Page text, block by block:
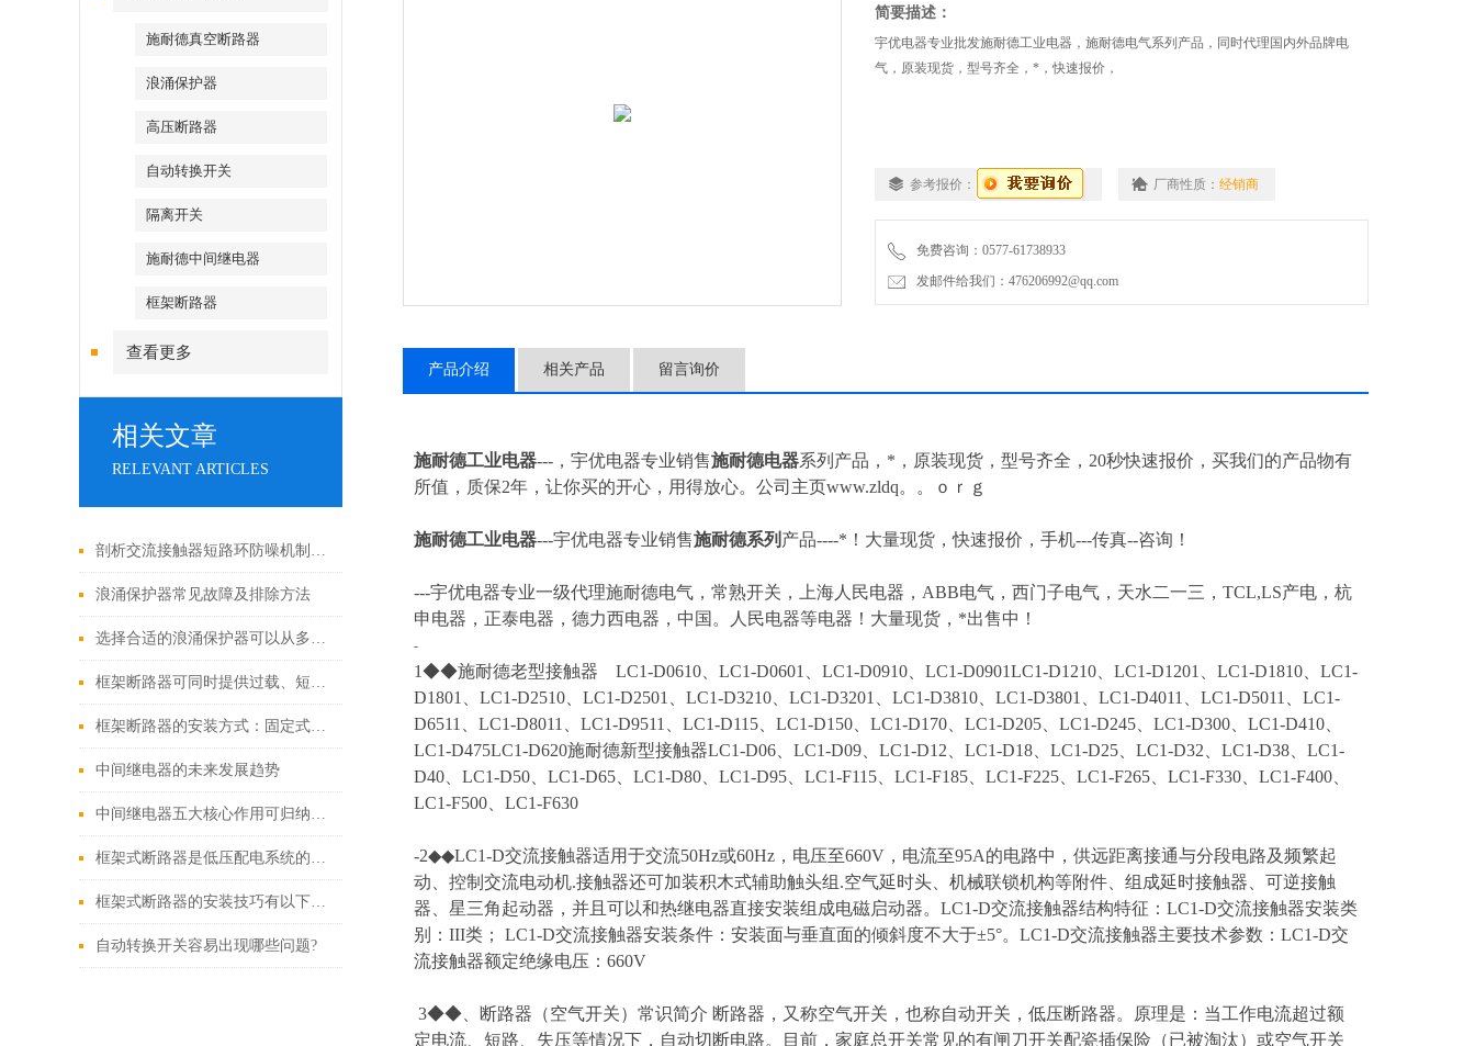
施耐德真空断路器
浪涌保护器
高压断路器
自动转换开关
隔离开关
施耐德中间继电器
框架断路器
查看更多
相关文章
RELEVANT ARTICLES
剖析交流接触器短路环防噪机制与电气安全操作红线
浪涌保护器常见故障及排除方法
选择合适的浪涌保护器可以从多个角度探讨
框架断路器可同时提供过载、短路、漏电保护功能
框架断路器的安装方式：固定式，插入式，抽出式
中间继电器的未来发展趋势
中间继电器五大核心作用可归纳如下
框架式断路器是低压配电系统的核心保护设备
框架式断路器的安装技巧有以下这些
自动转换开关容易出现哪些问题?
简要描述：
宇优电器专业批发施耐德工业电器，施耐德电气系列产品，同时代理国内外品牌电
气，原装现货，型号齐全，*，快速报价，
参考报价： 厂商性质： 经销商
免费咨询：0577-61738933
发邮件给我们：476206992@qq.com
产品介绍 相关产品 留言询价
施耐德工业电器---，宇优电器专业销售施耐德电器系列产品，*，原装现货，型号齐全，20秒快速报价，买我们的产品物有
所值，质保2年，让你买的开心，用得放心。公司主页www.zldq。。ｏｒｇ
施耐德工业电器---宇优电器专业销售施耐德系列 产品----*！大量现货，快速报价，手机---传真--咨询！
---宇优电器专业一级代理施耐德电气，常熟开关，上海人民电器，ABB电气，西门子电气，天水二一三，TCL,LS产电，杭
申电器，正泰电器，德力西电器，中国。人民电器等电器！大量现货，*出售中！
-
1◆◆施耐德老型接触器 LC1-D0610、LC1-D0601、LC1-D0910、LC1-D0901LC1-D1210、LC1-D1201、LC1-D1810、LC1-
D1801、LC1-D2510、LC1-D2501、LC1-D3210、LC1-D3201、LC1-D3810、LC1-D3801、LC1-D4011、LC1-D5011、LC1-
D6511、LC1-D8011、LC1-D9511、LC1-D115、LC1-D150、LC1-D170、LC1-D205、LC1-D245、LC1-D300、LC1-D410、
LC1-D475LC1-D620施耐德新型接触器LC1-D06、LC1-D09、LC1-D12、LC1-D18、LC1-D25、LC1-D32、LC1-D38、LC1-
D40、LC1-D50、LC1-D65、LC1-D80、LC1-D95、LC1-F115、LC1-F185、LC1-F225、LC1-F265、LC1-F330、LC1-F400、
LC1-F500、LC1-F630
-2◆◆LC1-D交流接触器适用于交流50Hz或60Hz，电压至660V，电流至95A的电路中，供远距离接通与分段电路及频繁起
动、控制交流电动机.接触器还可加装积木式辅助触头组.空气延时头、机械联锁机构等附件、组成延时接触器、可逆接触
器、星三角起动器，并且可以和热继电器直接安装组成电磁启动器。LC1-D交流接触器结构特征：LC1-D交流接触器安装类
别：III类； LC1-D交流接触器安装条件：安装面与垂直面的倾斜度不大于±5°。LC1-D交流接触器主要技术参数：LC1-D交
流接触器额定绝缘电压：660V
3◆◆、断路器（空气开关）常识简介 断路器，又称空气开关，也称自动开关，低压断路器。原理是：当工作电流超过额
定电流、短路、失压等情况下，自动切断电路。目前，家庭总开关常见的有闸刀开关配瓷插保险（已被淘汰）或空气开关